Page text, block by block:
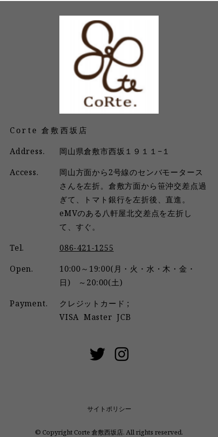
Corte 倉敷西坂店
Address.
岡山県倉敷市西坂１９１１−１
Access.
岡山方面から2号線のセンバモータース
さんを左折。倉敷方面から笹沖交差点過
ぎて、トマト銀行を左折後、直進。
eMVのある八軒屋北交差点を左折し
て、すぐ。
Tel.
086-421-1255
Open.
10:00～19:00(月・火・水・木・金・
日) ～20:00(土)
Payment.
クレジットカード ;
VISA Master JCB
サイトポリシー
© Copyright Corte 倉敷西坂店. All rights reserved.